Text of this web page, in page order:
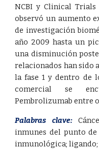
NCBI y Clinical Trials
observó un aumento
de investigación
año 2009 hasta un
una disminución
relacionados han sido
la fase 1 y dentro de
comercial se
Pembrolizumab entre
Palabras clave:
inmunes del punto
inmunológica; ligando;